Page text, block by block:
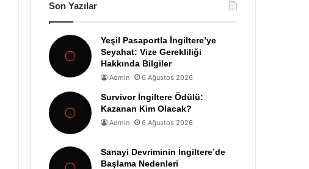
Son Yazılar
Yeşil Pasaportla İngiltere’ye
Seyahat: Vize Gerekliliği
Hakkında Bilgiler
Admin 6 Ağustos 2026
Survivor İngiltere Ödülü:
Kazanan Kim Olacak?
Admin 6 Ağustos 2026
Sanayi Devriminin İngiltere’de
Başlama Nedenleri